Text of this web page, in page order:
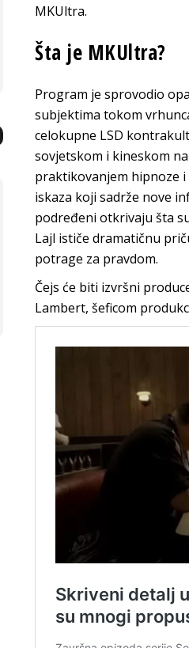
MKUltra.
Šta je MKUltra?
Program je sprovodio
subjektima tokom
celokupne LSD
sovjetskom i kineskom
praktikovanjem hipnoze
iskaza koji sadrže nove
podređeni otkrivaju šta
Lajl ističe dramatičnu
potrage za pravdom.
Čejs će biti izvršni
Lambert, šeficom